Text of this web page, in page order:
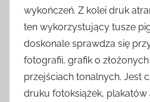
wykończeń. Z kolei druk
ten wykorzystujący tusze
doskonale sprawdza się
fotografii, grafik o
przejściach tonalnych. Jest
druku fotoksiążek,